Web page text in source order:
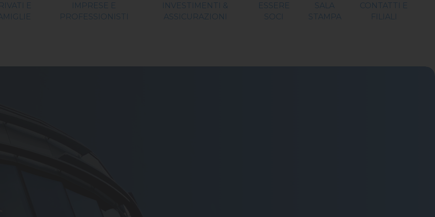
E
IMPRESE E
PROFESSIONISTI
INVESTIMENTI &
ASSICURAZIONI
ESSERE
SOCI
SALA
STAMPA
CONTATTI E
FILIALI